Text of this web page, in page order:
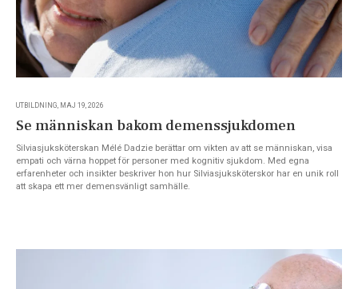
UTBILDNING, MAJ 19, 2026
Se människan bakom demenssjukdomen
Silviasjuksköterskan Mélé Dadzie berättar om vikten av att se människan, visa
empati och värna hoppet för personer med kognitiv sjukdom. Med egna
erfarenheter och insikter beskriver hon hur Silviasjuksköterskor har en unik roll
att skapa ett mer demensvänligt samhälle.